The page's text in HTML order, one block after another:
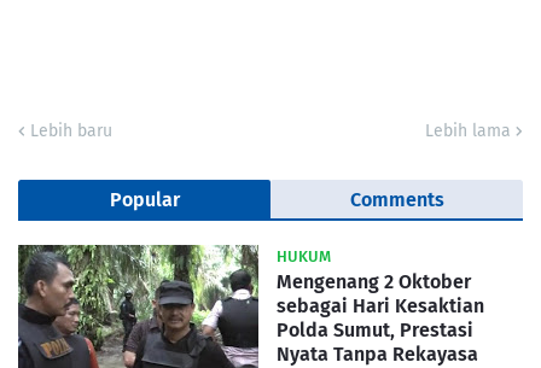
Lebih baru Lebih lama
Popular Comments
HUKUM
Mengenang 2 Oktober
sebagai Hari Kesaktian
Polda Sumut, Prestasi
Nyata Tanpa Rekayasa